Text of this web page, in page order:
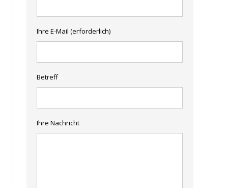
Ihre E-Mail (erforderlich)
Betreff
Ihre Nachricht